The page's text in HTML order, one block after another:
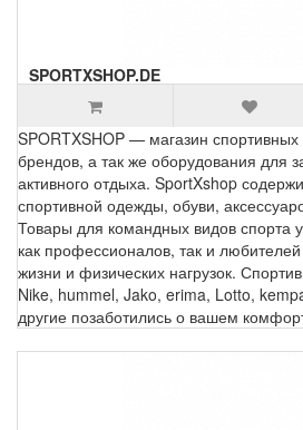
SPORTXSHOP.DE
SPORTXSHOP — магазин
брендов, а так же оборудования для
активного отдыха. SportXshop
спортивной одежды, обуви,
Товары для командных видов спорта
как профессионалов, так и
жизни и физических нагрузок.
Nike, hummel, Jako, erima, Lotto,
другие позаботились о вашем